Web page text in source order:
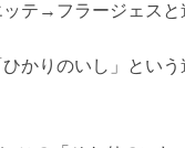
テ→フラージェスと
かりのいし」という